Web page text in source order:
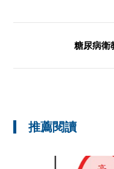
糖尿病衛
推薦閱讀